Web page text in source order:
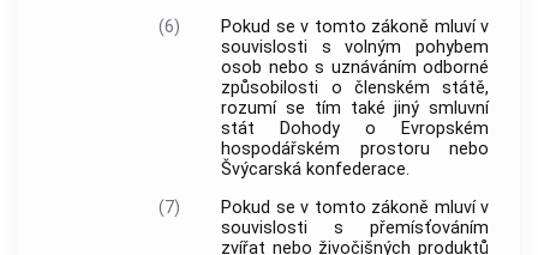
(6)
Pokud se v tomto zákoně mluví v
souvislosti s volným pohybem
osob nebo s uznáváním odborné
způsobilosti o členském státě,
rozumí se tím také jiný smluvní
stát Dohody o Evropském
hospodářském prostoru nebo
Švýcarská konfederace.
(7)
Pokud se v tomto zákoně mluví v
souvislosti s přemísťováním
zvířat nebo živočišných produktů